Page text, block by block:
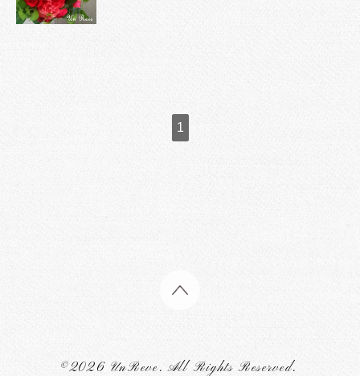
1
©2026 UnReve. All Rights Reserved.